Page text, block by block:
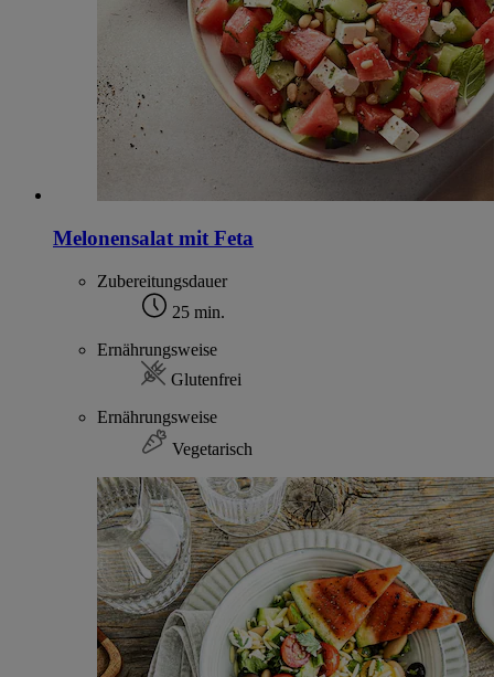
Melonensalat mit Feta
Zubereitungsdauer
25 min.
Ernährungsweise
Glutenfrei
Ernährungsweise
Vegetarisch